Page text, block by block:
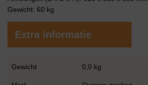
Gewicht: 60 kg
Extra informatie
Gewicht 0,0 kg